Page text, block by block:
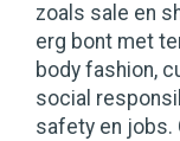
zoals sale en
erg bont met
body fashion,
social
safety en jobs.